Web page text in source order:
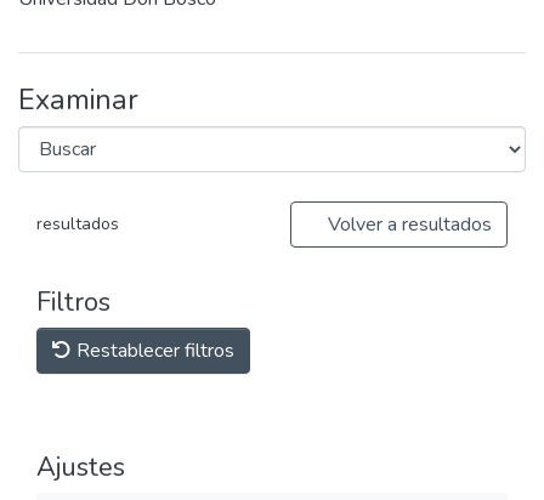
Examinar
resultados Volver a resultados
Filtros
Restablecer filtros
Ajustes